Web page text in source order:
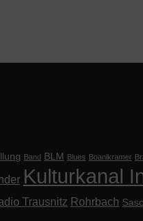
Band BLM Blues Boanlkramer
Kulturkanal
Trausnitz Rohrbach